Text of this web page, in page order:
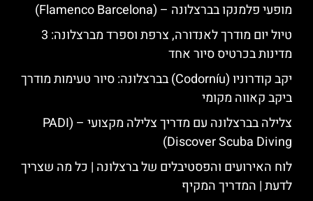
מופעי פלמנקו בברצלונה – (Flamenco Barcelona)
טיול יום מודרך לאנדורה, צרפת וספרד מברצלונה: 3
מדינות בכרטיס סיור אחד
יקב קודרוניו (Codorníu) בברצלונה: סיור טעימות מודרך
ביקב קאווה מקומי
צלילה בברצלונה עם מדריך צלילה מקצועי – (PADI
Discover Scuba Diving)
לוח האירועים והפסטיבלים של ברצלונה | כל מה שצריך
לדעת | המדריך המקיף